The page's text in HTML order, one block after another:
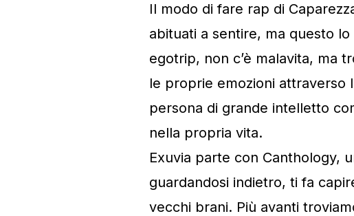
Il modo di fare rap di
abituati a sentire, ma questo
egotrip, non c’è malavita, ma
le proprie emozioni attraverso
persona di grande intelletto
nella propria vita.
Exuvia parte con Canthology,
guardandosi indietro, ti fa
vecchi brani. Più avanti